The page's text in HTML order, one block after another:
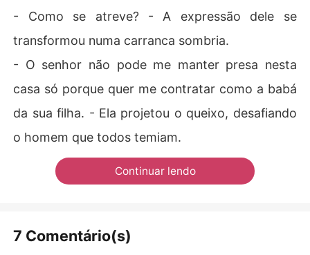
- Como se atreve? - A expressão dele se
transformou numa carranca sombria.
- O senhor não pode me manter presa nesta
casa só porque quer me contratar como a babá
da sua filha. - Ela projetou o queixo, desafiando
o homem que todos temiam.
Continuar lendo
7 Comentário(s)